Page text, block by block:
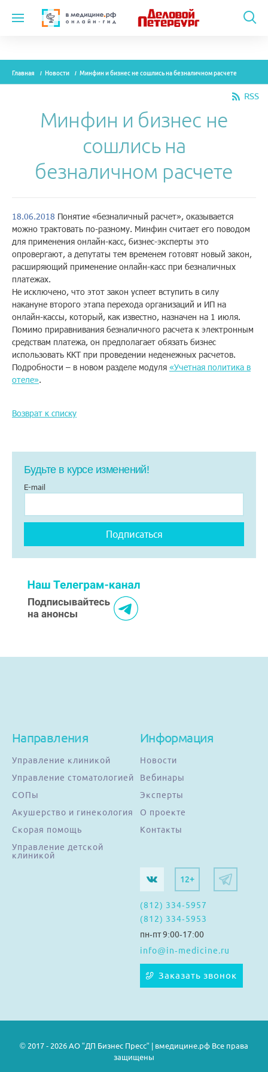
Модули
Новости
О проекте
Контакты
Помощь
Заказать звонок
Тарифы
Кабинет
Главная Новости Минфин и бизнес не сошлись на безналичном расчете
RSS
Минфин и бизнес не
сошлись на
безналичном расчете
18.06.2018 Понятие «безналичный расчет», оказывается
можно трактовать по-разному. Минфин считает его поводом
для применения онлайн-касс, бизнес-эксперты это
опровергают, а депутаты тем временем готовят новый закон,
расширяющий применение онлайн-касс при безналичных
платежах.
Не исключено, что этот закон успеет вступить в силу
накануне второго этапа перехода организаций и ИП на
онлайн-кассы, который, как известно, назначен на 1 июля.
Помимо приравнивания безналичного расчета к электронным
средствам платежа, он предполагает обязать бизнес
использовать ККТ при проведении неденежных расчетов.
Подробности – в новом разделе модуля «Учетная политика в
отеле».
Возврат к списку
Будьте в курсе изменений!
E-mail
Направления
Управление клиникой
Управление стоматологией
СОПы
Акушерство и гинекология
Скорая помощь
Управление детской
клиникой
Информация
Новости
Вебинары
Эксперты
О проекте
Контакты
12+
(812) 334-5957
(812) 334-5953
пн-пт 9:00-17:00
info@in-medicine.ru
Заказать звонок
© 2017 - 2026 АО "ДП Бизнес Пресс" | вмедицине.рф Все права
защищены